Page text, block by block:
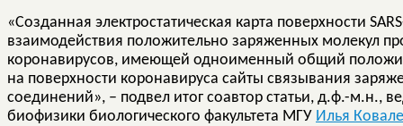
«Созданная электростатическая карта поверхности
взаимодействия положительно заряженных молекул
коронавирусов, имеющей одноименный общий
на поверхности коронавируса сайты связывания
соединений», – подвел итог соавтор статьи, д.ф.-м.н.,
биофизики биологического факультета МГУ Илья